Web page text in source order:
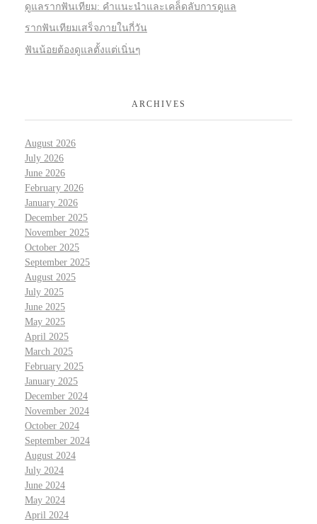
ดูแลรากฟันเทียม: คำแนะนำและเคล็ดลับการดูแล
รากฟันเทียมเสร็จภายในกี่วัน
ฟันน้อยต้องดูแลตั้งแต่เนิ่นๆ
ARCHIVES
August 2026
July 2026
June 2026
February 2026
January 2026
December 2025
November 2025
October 2025
September 2025
August 2025
July 2025
June 2025
May 2025
April 2025
March 2025
February 2025
January 2025
December 2024
November 2024
October 2024
September 2024
August 2024
July 2024
June 2024
May 2024
April 2024